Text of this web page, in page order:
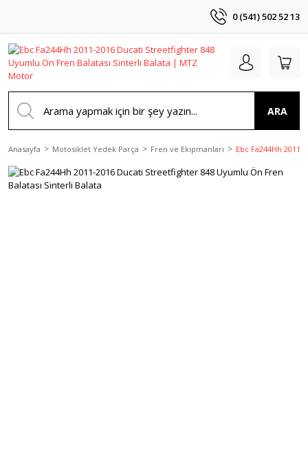
0 (541) 502 52 13
ARA
Anasayfa Motosiklet Yedek Parça Fren ve Ekipmanları Ebc Fa244Hh